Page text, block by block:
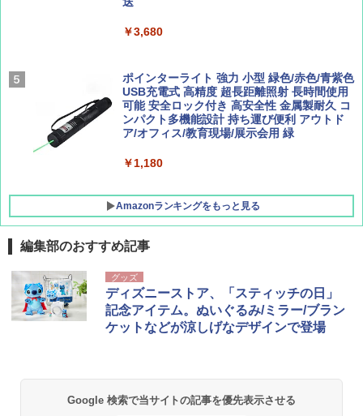
島 5訂版
￥1,833
ュ(BC仕様) PATC-150B(EB)
￥9,990
[キャンパーズコレクション 山善] 傘みたいに
広げるだけ パッとサッとテント キューブワ
イド ブラックコーティング フルクローズ メ
ッシュ 4人用 簡単設置 ポップアップテント P
ATCW-150B エクルベージュ
￥-
￥3,680
ポインターライト 強力 小型 緑色/赤色/青紫色
USB充電式 高精度 超長距離照射 長時間使用
可能 安全ロック付き 高安全性 金属製耐久 コ
ンパクト多機能設計 持ち運び便利 アウトド
ア/オフィス/教育現場/展示会用 緑
￥1,180
Amazonランキングをもっと見る
編集部のおすすめ記事
グッズ
ディズニーストア、「スティッチの日」
記念アイテム。ぬいぐるみ/ミラー/ブラン
ケットなどが涼しげなデザインで登場
Google 検索で当サイトの記事を優先表示させる